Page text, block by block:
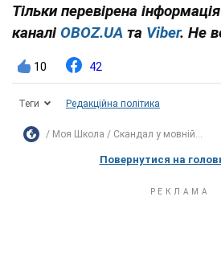
Тільки перевірена
каналі OBOZ.UA та Viber. Не
10 42
Теги Редакційна політика
Моя Школа Скандал у мовній...
Повернутися на